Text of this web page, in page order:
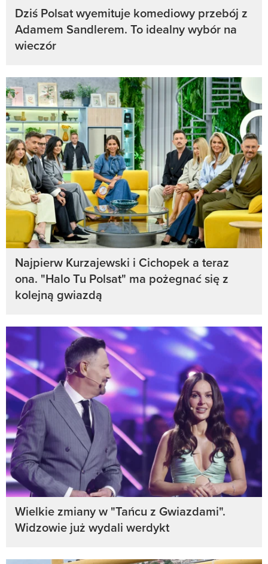
Dziś Polsat wyemituje komediowy przebój z
Adamem Sandlerem. To idealny wybór na
wieczór
Najpierw Kurzajewski i Cichopek a teraz
ona. "Halo Tu Polsat" ma pożegnać się z
kolejną gwiazdą
Wielkie zmiany w "Tańcu z Gwiazdami".
Widzowie już wydali werdykt